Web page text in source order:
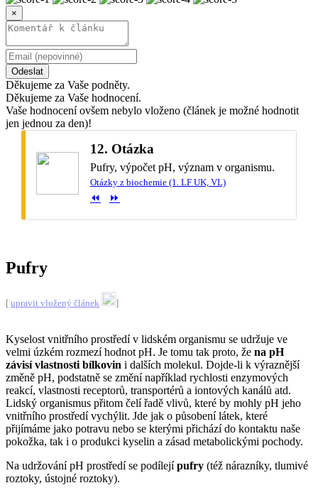
×
Odeslat
Děkujeme za Vaše podněty.
Děkujeme za Vaše hodnocení.
Vaše hodnocení ovšem nebylo vloženo (článek je možné hodnotit
jen jednou za den)!
12. Otázka
Pufry, výpočet pH, význam v organismu.
Otázky z biochemie (1. LF UK, VL)
⏪️ ⏩️
Pufry
[ upravit vložený článek ]
Kyselost vnitřního prostředí v lidském organismu se udržuje ve
velmi úzkém rozmezí hodnot pH. Je tomu tak proto, že na pH
závisí vlastnosti bílkovin i dalších molekul. Dojde-li k výraznější
změně pH, podstatně se změní například rychlosti enzymových
reakcí, vlastnosti receptorů, transportérů a iontových kanálů atd.
Lidský organismus přitom čelí řadě vlivů, které by mohly pH jeho
vnitřního prostředí vychýlit. Jde jak o působení látek, které
přijímáme jako potravu nebo se kterými přichází do kontaktu naše
pokožka, tak i o produkci kyselin a zásad metabolickými pochody.
Na udržování pH prostředí se podílejípufry (též nárazníky, tlumivé
roztoky, ústojné roztoky).